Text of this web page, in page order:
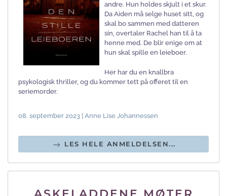
andre. Hun holdes skjult i et skur.
Da Aiden må selge huset sitt, og
skal bo sammen med datteren
sin, overtaler Rachel han til å ta
henne med. De blir enige om at
hun skal spille en leieboer.
Her har du en knallbra
psykologisk thriller, og du kommer tett på offeret til en
seriemorder.
08. september 2023 | Anne Lise Johannessen
LES HELE ANMELDELSEN...